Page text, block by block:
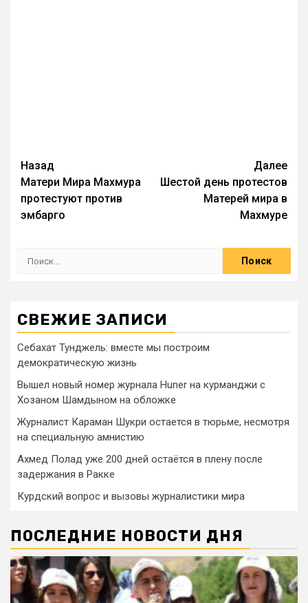
Назад
Матери Мира Махмура
протестуют против
эмбарго
Далее
Шестой день протестов
Матерей мира в
Махмуре
СВЕЖИЕ ЗАПИСИ
Себахат Тунджель: вместе мы построим
демократическую жизнь
Вышел новый номер журнала Huner на курманджи с
Хозаном Шамдыном на обложке
Журналист Караман Шукри остается в тюрьме, несмотря
на специальную амнистию
Ахмед Полад уже 200 дней остаётся в плену после
задержания в Ракке
Курдский вопрос и вызовы журналистики мира
ПОСЛЕДНИЕ НОВОСТИ ДНЯ